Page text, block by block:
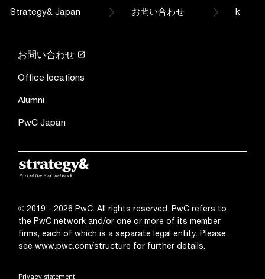
Strategy& Japan お問い合わせ k
お問い合わせ
Office locations
Alumni
PwC Japan
© 2019 - 2026 PwC. All rights reserved. PwC refers to
the PwC network and/or one or more of its member
firms, each of which is a separate legal entity. Please
see www.pwc.com/structure for further details.
Privacy statement